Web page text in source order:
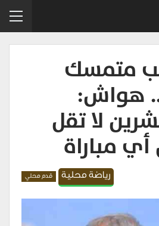
متمسك
هواش:
لا تقل
مباراة
رياضة محلية قدم محلي